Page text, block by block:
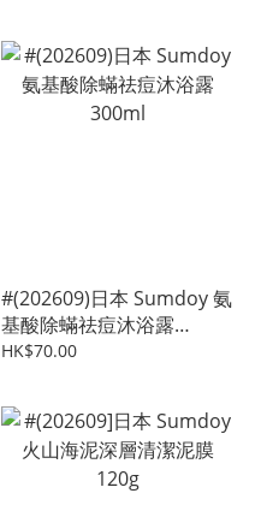
#(202609)日本 Sumdoy 氨
基酸除蟎祛痘沐浴露
300ml
HK$70.00